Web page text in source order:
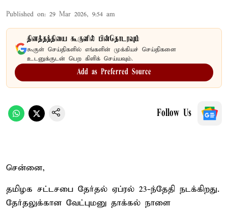
Published on: 29 Mar 2026, 9:54 am
தினத்தந்தியை கூகுளில் பின்தொடரவும்
கூகுள் செய்திகளில் எங்களின் முக்கியச் செய்திகளை
உடனுக்குடன் பெற கிளிக் செய்யவும்.
Add as Preferred Source
Follow Us
சென்னை,
தமிழக சட்டசபை தேர்தல் ஏப்ரல் 23-ந்தேதி நடக்கிறது.
தேர்தலுக்கான வேட்புமனு தாக்கல் நாளை